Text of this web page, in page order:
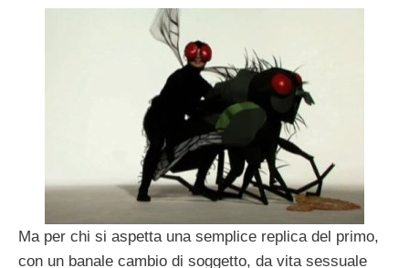
Ma per chi si aspetta una semplice replica del primo,
con un banale cambio di soggetto, da vita sessuale